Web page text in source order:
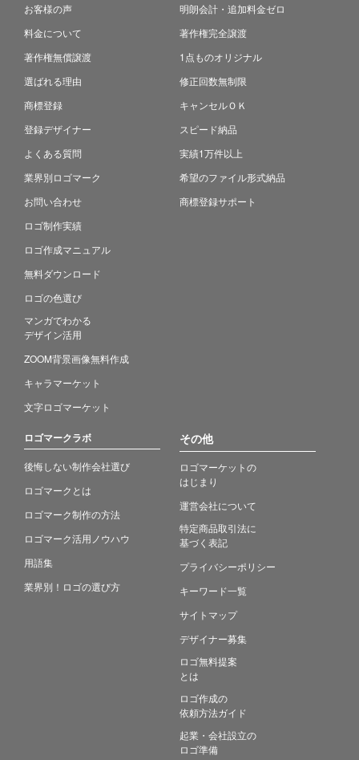
お客様の声
料金について
著作権無償譲渡
選ばれる理由
商標登録
登録デザイナー
よくある質問
業界別ロゴマーク
お問い合わせ
ロゴ制作実績
ロゴ作成マニュアル
無料ダウンロード
ロゴの色選び
マンガでわかる
デザイン活用
ZOOM背景画像無料作成
キャラマーケット
文字ロゴマーケット
明朗会計・追加料金ゼロ
著作権完全譲渡
1点ものオリジナル
修正回数無制限
キャンセルＯＫ
スピード納品
実績1万件以上
希望のファイル形式納品
商標登録サポート
ロゴマークラボ
後悔しない制作会社選び
ロゴマークとは
ロゴマーク制作の方法
ロゴマーク活用ノウハウ
用語集
業界別！ロゴの選び方
その他
ロゴマーケットの
はじまり
運営会社について
特定商品取引法に
基づく表記
プライバシーポリシー
キーワード一覧
サイトマップ
デザイナー募集
ロゴ無料提案
とは
ロゴ作成の
依頼方法ガイド
起業・会社設立の
ロゴ準備